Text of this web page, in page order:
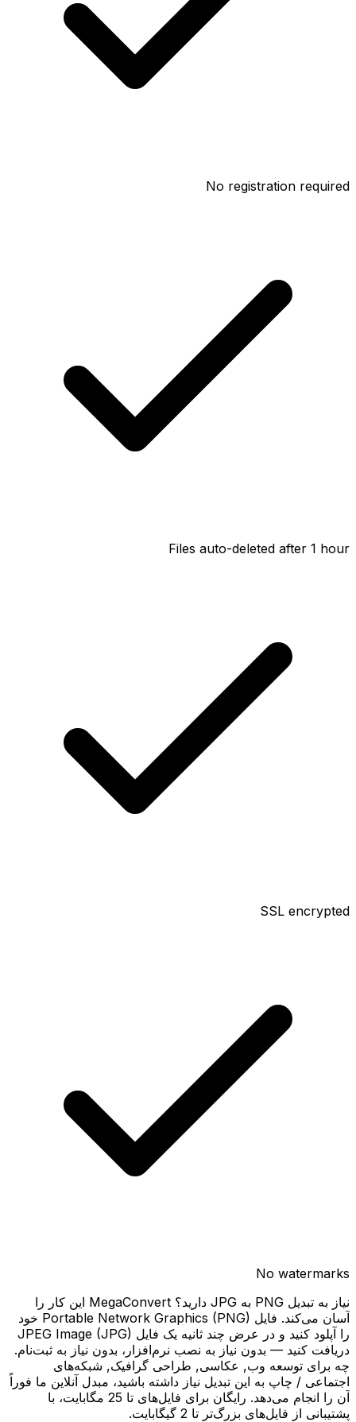
No registration required
Files auto-deleted after 1 hour
SSL encrypted
No watermarks
نیاز به تبدیل PNG به JPG دارید؟ MegaConvert این کار را
آسان می‌کند. فایل Portable Network Graphics (PNG) خود
را آپلود کنید و در عرض چند ثانیه یک فایل JPEG Image (JPG)
دریافت کنید — بدون نیاز به نصب نرم‌افزار، بدون نیاز به ثبت‌نام.
چه برای توسعه وب, عکاسی, طراحی گرافیک, شبکه‌های
اجتماعی / چاپ به این تبدیل نیاز داشته باشید، مبدل آنلاین ما فوراً
آن را انجام می‌دهد. رایگان برای فایل‌های تا 25 مگابایت، با
پشتیبانی از فایل‌های بزرگ‌تر تا 2 گیگابایت.